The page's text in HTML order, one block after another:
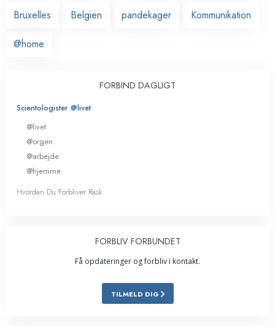
Bruxelles
Belgien pandekager Kommunikation
@home
FORBIND DAGLIGT
Scientologister @livet
@livet
@orgen
@arbejde
@hjemme
Hvordan Du Forbliver Rask
FORBLIV FORBUNDET
Få opdateringer og forbliv i kontakt.
TILMELD DIG